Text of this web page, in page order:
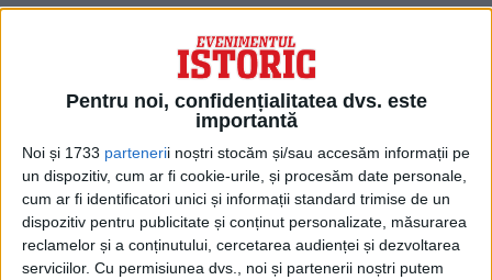
Pentru noi, confidențialitatea dvs. este
importantă
Noi și 1733 partenerii noștri stocăm și/sau accesăm informații pe
un dispozitiv, cum ar fi cookie-urile, și procesăm date personale,
cum ar fi identificatori unici și informații standard trimise de un
dispozitiv pentru publicitate și conținut personalizate, măsurarea
reclamelor și a conținutului, cercetarea audienței și dezvoltarea
serviciilor. Cu permisiunea dvs., noi și partenerii noștri putem
Un diplomat american proeminent, Chas W. Freeman, fost,
printre altele, secretar adjunct al Apărării pentru afaceri...